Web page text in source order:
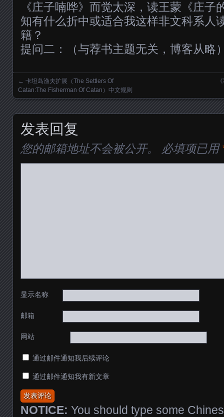
《庄子喃哗》而觉太深，读王蒙《庄子
知有什么折中或适合我这样非文科系人
籍？
提问二：（与荐书主题无关，博客从略
Posts navigation
← 卡坦岛渔夫扩展（The Settlers Of
Catan:The Fisherman Of Catan）中文规则
发表回复
您的邮箱地址不会被公开。 必填项已用
显示名称
邮箱
网站
通过邮件通知我后续评论
通过邮件通知我有新文章
NOTICE: You should type some